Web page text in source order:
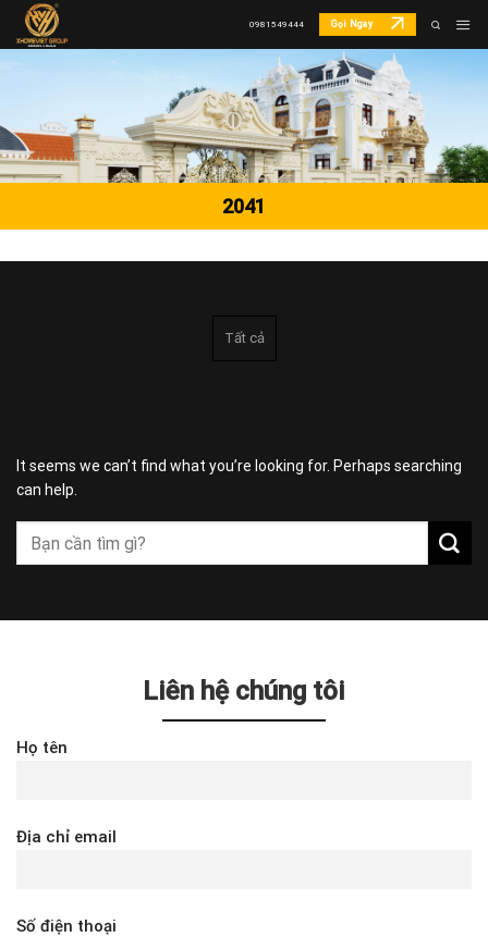
Skip
0981549444 Gọi Ngay
2041
Tất cả
It seems we can’t find what you’re looking for. Perhaps searching
can help.
Liên hệ chúng tôi
Họ tên
Địa chỉ email
Số điện thoại